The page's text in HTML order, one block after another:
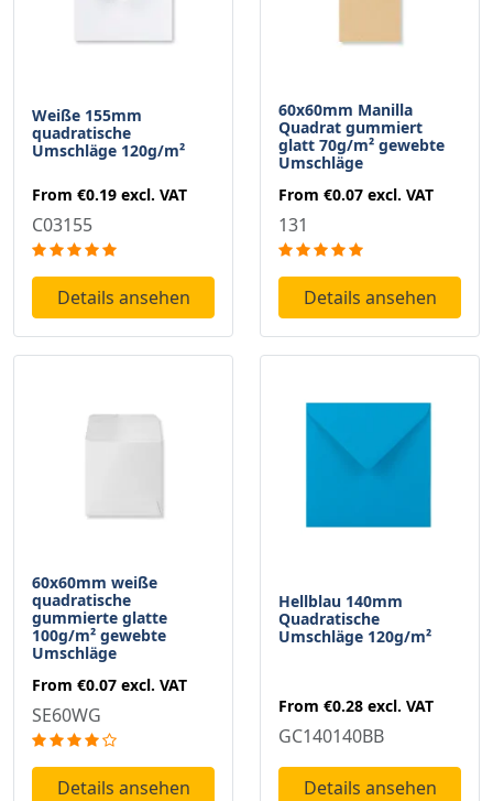
Weiße 155mm
quadratische
Umschläge 120g/m²
From €0.19 excl. VAT
C03155
Details ansehen
60x60mm Manilla
Quadrat gummiert
glatt 70g/m² gewebte
Umschläge
From €0.07 excl. VAT
131
Details ansehen
60x60mm weiße
quadratische
gummierte glatte
100g/m² gewebte
Umschläge
From €0.07 excl. VAT
SE60WG
Details ansehen
Hellblau 140mm
Quadratische
Umschläge 120g/m²
From €0.28 excl. VAT
GC140140BB
Details ansehen